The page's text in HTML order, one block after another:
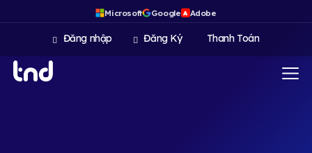
Microsoft Google A Adobe
Đăng nhập Đăng Ký Thanh Toán